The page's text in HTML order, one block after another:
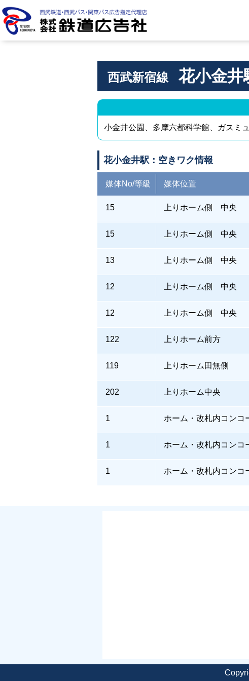
西武新宿線 花小金井
小金井公園、多摩六都科学館、ガスミ
花小金井駅：空きワク情報
媒体No/等級 媒体位置
15 上りホーム側 中央
15 上りホーム側 中央
13 上りホーム側 中央
12 上りホーム側 中央
12 上りホーム側 中央
122 上りホーム前方
119 上りホーム田無側
202 上りホーム中央
1 ホーム・改札内コンコ
1 ホーム・改札内コンコ
1 ホーム・改札内コンコ